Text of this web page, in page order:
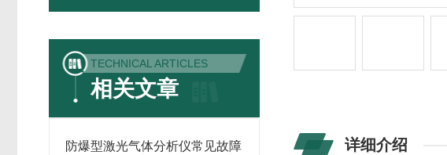
TECHNICAL ARTICLES
相关文章
防爆型激光气体分析仪常见故障
详细介绍